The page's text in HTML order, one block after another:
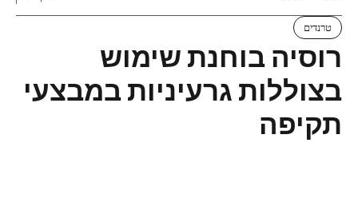
טרנדים
רוסיה בוחנת שימוש
בצוללות גרעיניות במבצעי
תקיפה